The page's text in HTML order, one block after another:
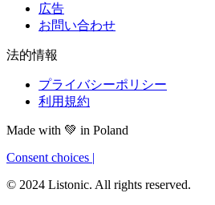
広告
お問い合わせ
法的情報
プライバシーポリシー
利用規約
Made with 💚 in Poland
Consent choices |
© 2024 Listonic. All rights reserved.